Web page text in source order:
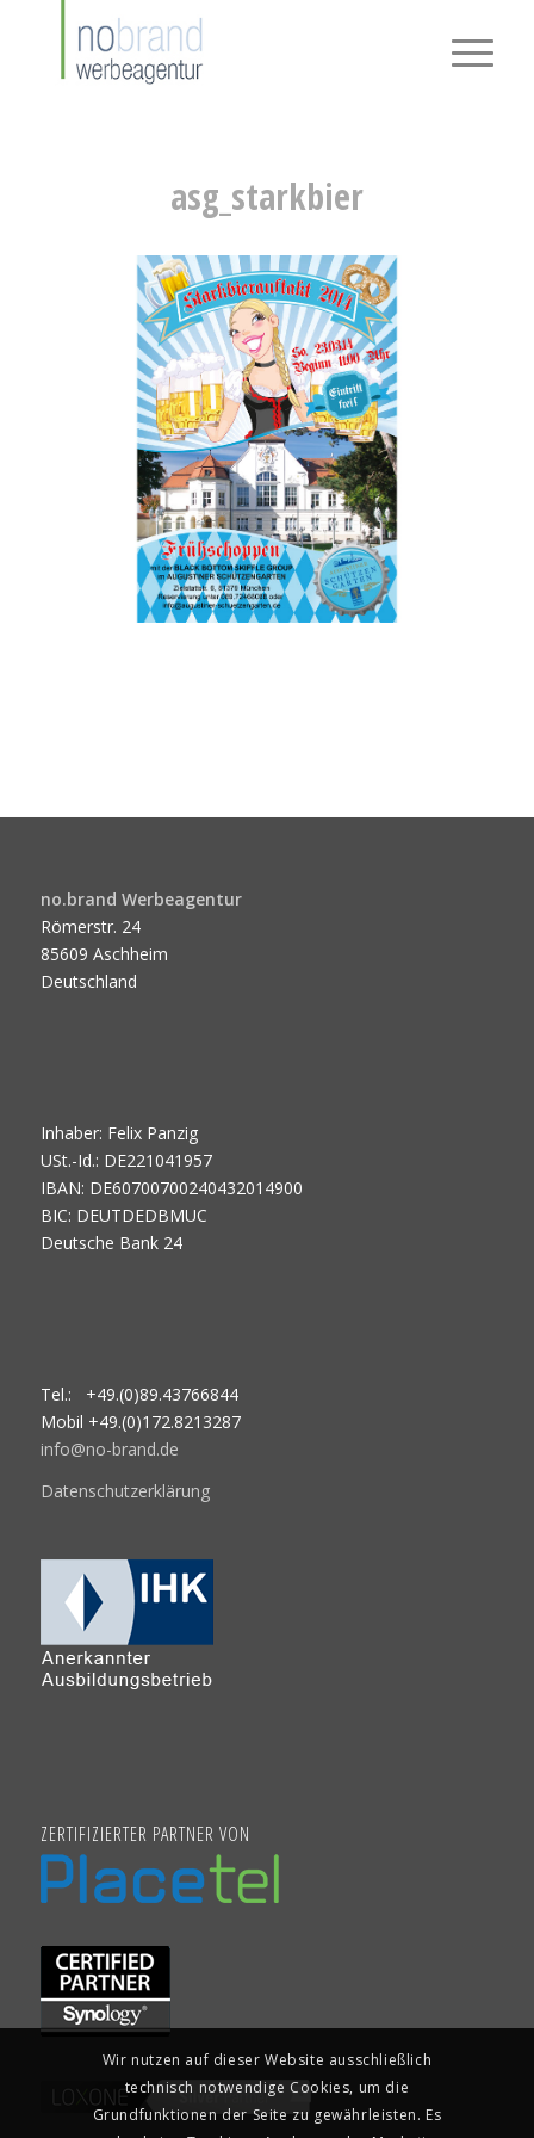
asg_starkbier
no.brand Werbeagentur
Römerstr. 24
85609 Aschheim
Deutschland
Inhaber: Felix Panzig
USt.-Id.: DE221041957
IBAN: DE60700700240432014900
BIC: DEUTDEDBMUC
Deutsche Bank 24
Tel.: +49.(0)89.43766844
Mobil +49.(0)172.8213287
info@no-brand.de
Datenschutzerklärung
ZERTIFIZIERTER PARTNER VON
Wir nutzen auf dieser Website ausschließlich
technisch notwendige Cookies, um die
Grundfunktionen der Seite zu gewährleisten. Es